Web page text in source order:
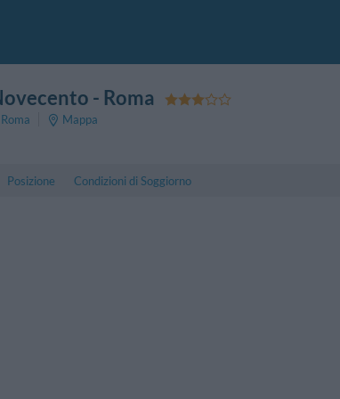
- Roma
Roma Mappa
Posizione Condizioni di Soggiorno